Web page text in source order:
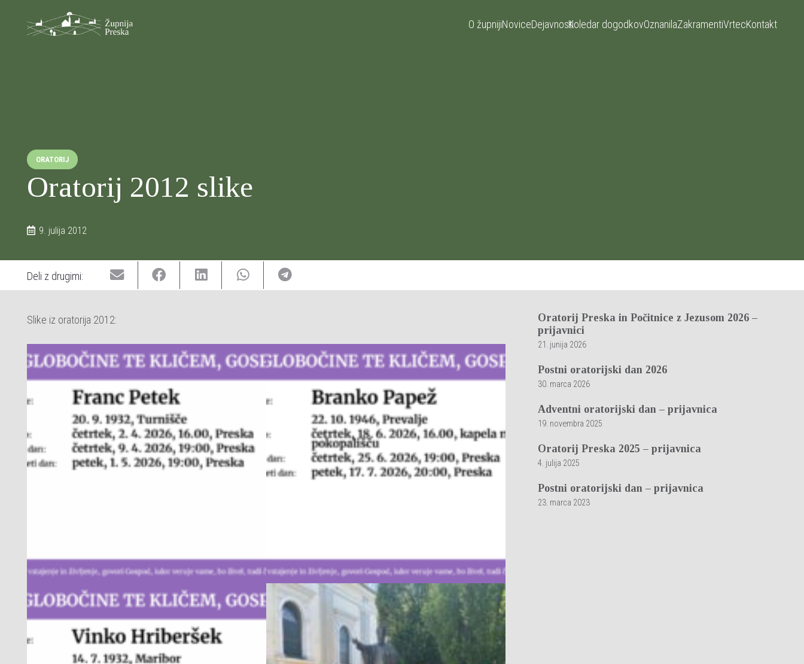
O župnijiNoviceDejavnostiKoledar dogodkovOznanilaZakramentiVrtecKontakt
ORATORIJ
Oratorij 2012 slike
9. julija 2012
Deli z drugimi:
Slike iz oratorija 2012:
Oratorij Preska in Počitnice z Jezusom 2026 –
prijavnici
21. junija 2026
Postni oratorijski dan 2026
30. marca 2026
Adventni oratorijski dan – prijavnica
19. novembra 2025
Oratorij Preska 2025 – prijavnica
4. julija 2025
Postni oratorijski dan – prijavnica
23. marca 2023